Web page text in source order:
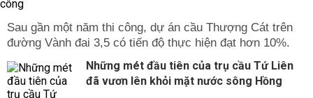
Sau gần một năm thi công, dự án cầu Thượng Cát trên
đường Vành đai 3,5 có tiến độ thực hiện đạt hơn 10%.
Những mét đầu tiên của trụ cầu Tứ Liên
đã vươn lên khỏi mặt nước sông Hồng